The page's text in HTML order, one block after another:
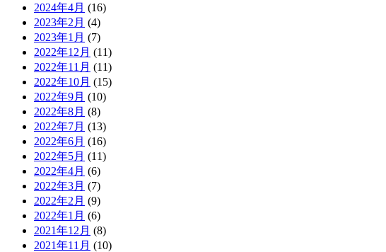
2024年4月 (16)
2023年2月 (4)
2023年1月 (7)
2022年12月 (11)
2022年11月 (11)
2022年10月 (15)
2022年9月 (10)
2022年8月 (8)
2022年7月 (13)
2022年6月 (16)
2022年5月 (11)
2022年4月 (6)
2022年3月 (7)
2022年2月 (9)
2022年1月 (6)
2021年12月 (8)
2021年11月 (10)